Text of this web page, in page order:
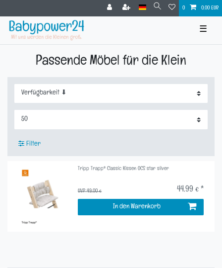
0 0,00 EUR
☰
Passende Möbel für die Klein
Filter
Tripp Trapp® Classic Kissen OCS star silver
UVP 49,00 € 44,99 € *
In den Warenkorb